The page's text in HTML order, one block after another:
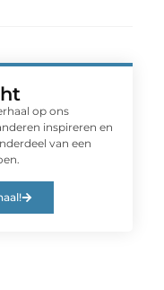
op ons
inspireren en
van een